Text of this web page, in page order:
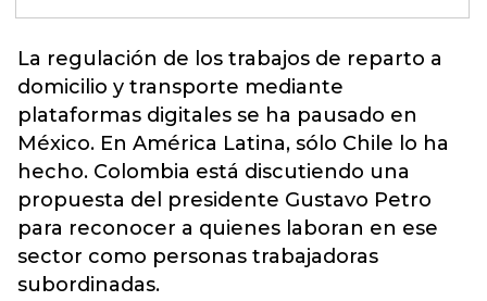
La regulación de los trabajos de reparto a
domicilio y transporte mediante
plataformas digitales se ha pausado en
México. En América Latina, sólo Chile lo ha
hecho. Colombia está discutiendo una
propuesta del presidente Gustavo Petro
para reconocer a quienes laboran en ese
sector como personas trabajadoras
subordinadas.